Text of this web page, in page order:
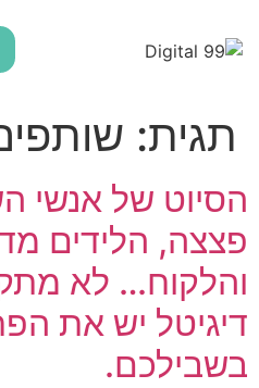
שותפים
אנשי השיווק:
מדויקים,
יש את הפתרון